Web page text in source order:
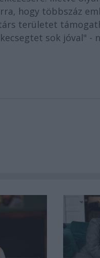
hogy többszáz
területet
sok jóval" -